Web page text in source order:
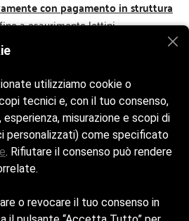
con pagamento in struttura
a esaurimento lettini.
il tuo posto al sole!
- Idroscalo
unico per la tua estate. Ti
🔥
dell'Est
Bar e Ristorante
utilizziamo cookie o
tecnici e, con il tuo consenso,
misurazione e scopi di
personalizzati) come specificato
. Rifiutare il consenso può rendere
o revocare il tuo consenso in